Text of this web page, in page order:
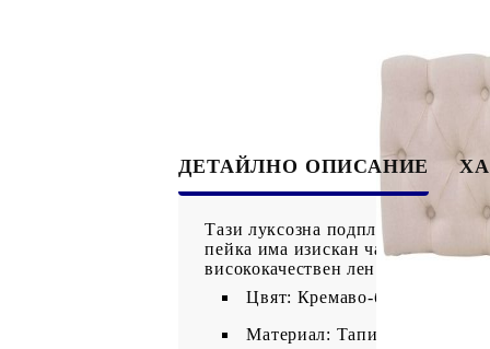
ДЕТАЙЛНО ОПИСАНИЕ
Тази луксозна подплатена пейка
пейка има изискан чар
висококачествен лен седалка
Цвят: Кремаво-бял
Материал: Тапицерия от лен